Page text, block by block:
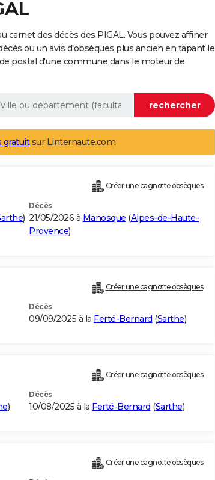
carnet des décès des PIGAL. Vous pouvez affiner
ou un avis d'obsèques plus ancien en tapant le
postal d'une commune dans le moteur de
gratuitsur Linternaute.com
Créer une cagnotte obsèques
)
Décès
21/05/2026 à Manosque (Alpes-de-Haute-
Provence)
Créer une cagnotte obsèques
Décès
09/09/2025 à la Ferté-Bernard (Sarthe)
Créer une cagnotte obsèques
)
Décès
10/08/2025 à la Ferté-Bernard (Sarthe)
Créer une cagnotte obsèques